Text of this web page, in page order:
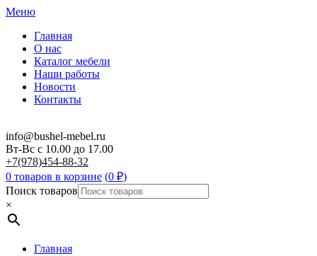
Меню
Главная
О нас
Каталог мебели
Наши работы
Новости
Контакты
info@bushel-mebel.ru
Вт-Вс c 10.00 до 17.00
+7(978)454-88-32
0 товаров в корзине (0 ₽)
Поиск товаров
×
Главная